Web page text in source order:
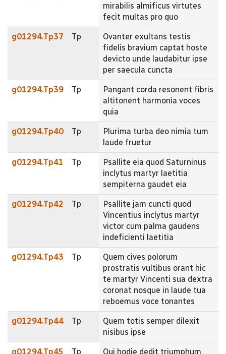
mirabilis almificus virtutes
fecit multas pro quo
g01294.Tp37 Tp
Ovanter exultans testis
fidelis bravium captat hoste
devicto unde laudabitur ipse
per saecula cuncta
g01294.Tp39 Tp
Pangant corda resonent fibris
altitonent harmonia voces
quia
g01294.Tp40 Tp
Plurima turba deo nimia tum
laude fruetur
g01294.Tp41 Tp
Psallite eia quod Saturninus
inclytus martyr laetitia
sempiterna gaudet eia
g01294.Tp42 Tp
Psallite jam cuncti quod
Vincentius inclytus martyr
victor cum palma gaudens
indeficienti laetitia
g01294.Tp43 Tp
Quem cives polorum
prostratis vultibus orant hic
te martyr Vincenti sua dextra
coronat nosque in laude tua
reboemus voce tonantes
g01294.Tp44 Tp
Quem totis semper dilexit
nisibus ipse
g01294.Tp45 Tp
Qui hodie dedit triumphum